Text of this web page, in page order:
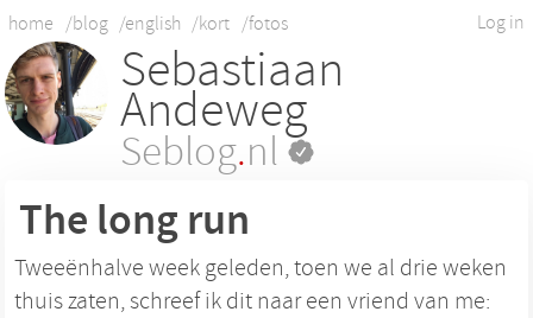
Log in
home /blog /english /kort /fotos
Sebastiaan
Andeweg
Seblog.nl
The long run
Tweeënhalve week geleden, toen we al drie weken
thuis zaten, schreef ik dit naar een vriend van me: